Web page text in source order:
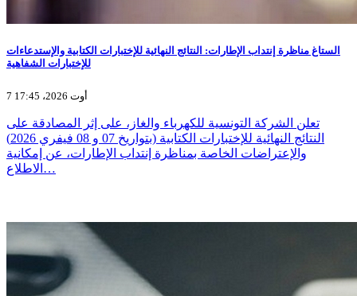
الستاغ مناظرة إنتداب الإطارات: النتائج النهائية للإختبارات الكتابية والإستدعاءات
للإختبارات الشفاهية
7 أوت 2026، 17:45
تعلن الشركة التونسية للكهرباء والغاز، على إثر المصادقة على
النتائج النهائية للإختبارات الكتابية (بتواريخ 07 و 08 فيفري 2026)
والإعتراضات الخاصة بمناظرة إنتداب الإطارات، عن إمكانية
الاطلاع…